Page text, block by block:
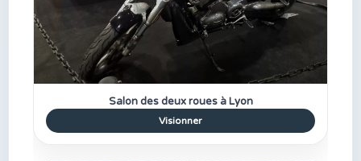
Salon des deux roues à Lyon
Visionner